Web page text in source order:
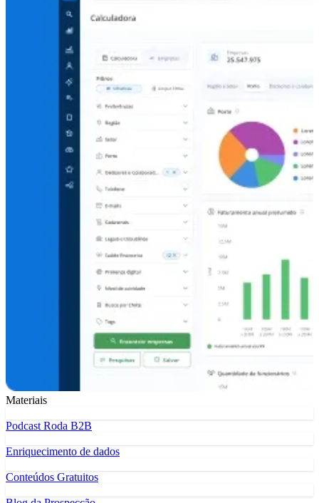
Materiais
Podcast Roda B2B
Enriquecimento de dados
Conteúdos Gratuitos